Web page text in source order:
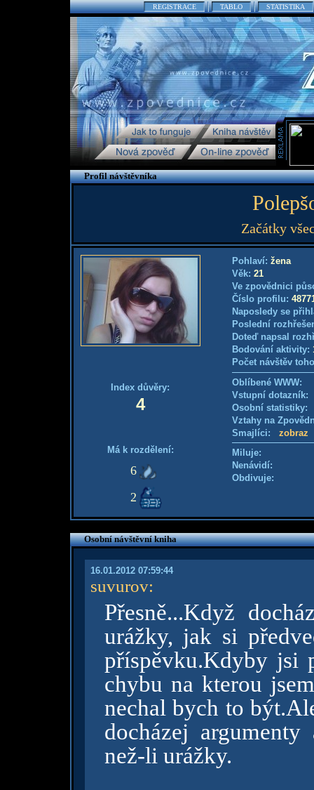
REGISTRACE TABLO STATISTIKA
Profil návštěvníka
Začátky
Index důvěry:
4
Má k rozdělení:
6
2
Pohlaví: žena
Věk: 21
Ve zpovědnici
Číslo profilu:
Naposledy se
Poslední
Doteď napsal
Bodování aktivity:
Počet návštěv
Oblíbené WWW:
Vstupní
Osobní
Vztahy na
Smajlíci: zobraz
Miluje:
Nenávidí:
Obdivuje:
Osobní návštěvní kniha
16.01.2012 07:59:44
suvurov:
Přesně...Když
urážky, jak si
příspěvku.Kdyby jsi
chybu na kterou
nechal bych to
docházej
než-li urážky.